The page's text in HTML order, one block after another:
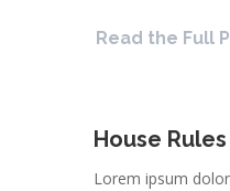
Read the Full
House Rules
Lorem ipsum